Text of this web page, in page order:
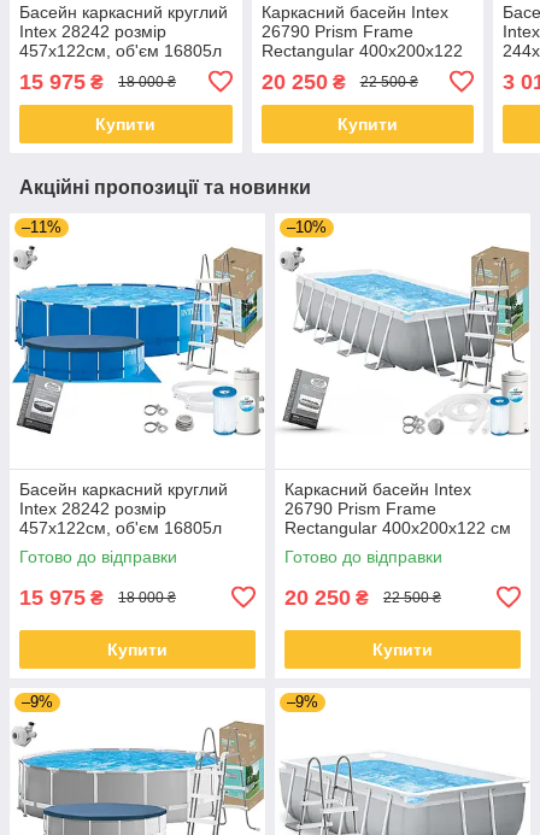
Басейн каркасний круглий
Intex 28242 розмір
457x122см, об'єм 16805л
насос, драбина, тент,
підкладка)
15 975 ₴ 18 000 ₴
Купити
Каркасний басейн Intex
26790 Prism Frame
Rectangular 400x200x122
см з насосом, фільтром та
драбиною
20 250₴ 22 500 ₴
Купити
3
Акційні пропозиції та новинки
–11%
Басейн каркасний круглий
Intex 28242 розмір
457x122см, об'єм 16805л
(картриджний фільтр-насос,
драбина, тент, підкладка)
Готово до відправки
15 975 ₴ 18 000 ₴
Купити
–10%
Каркасний басейн Intex
26790 Prism Frame
Rectangular 400x200x122 см
з насосом, фільтром та
драбиною
Готово до відправки
20 250 ₴ 22 500 ₴
Купити
–9% –9%